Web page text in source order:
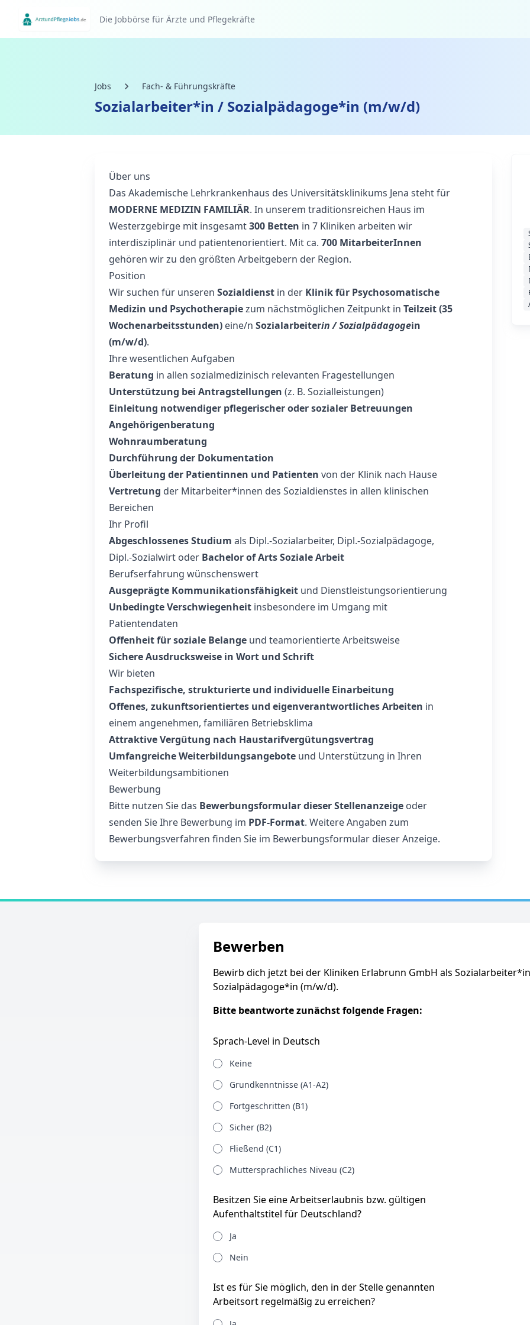
Die Jobbörse für Ärzte und Pflegekräfte
Jobs Fach- & Führungskräfte
Sozialarbeiter*in / Sozialpädagoge*in (m/w/d)
Über uns
Das Akademische Lehrkrankenhaus des Universitätsklinikums Jena steht für
MODERNE MEDIZIN FAMILIÄR. In unserem traditionsreichen Haus im
Westerzgebirge mit insgesamt300 Betten in 7 Kliniken arbeiten wir
interdisziplinär und patientenorientiert. Mit ca. 700 MitarbeiterInnen
gehören wir zu den größten Arbeitgebern der Region.
Position
Wir suchen für unseren Sozialdienst in der Klinik für Psychosomatische
Medizin und Psychotherapiezum nächstmöglichen Zeitpunkt in Teilzeit (35
Wochenarbeitsstunden) eine/n Sozialarbeiterin / Sozialpädagogein
(m/w/d).
Ihre wesentlichen Aufgaben
Beratung in allen sozialmedizinisch relevanten Fragestellungen
Unterstützung bei Antragstellungen (z. B. Sozialleistungen)
Einleitung notwendiger pflegerischer oder sozialer Betreuungen
Angehörigenberatung
Wohnraumberatung
Durchführung der Dokumentation
Überleitung der Patientinnen und Patienten von der Klinik nach Hause
Vertretung der Mitarbeiter*innen des Sozialdienstes in allen klinischen
Bereichen
Ihr Profil
Abgeschlossenes Studium als Dipl.-Sozialarbeiter, Dipl.-Sozialpädagoge,
Dipl.-Sozialwirt oder Bachelor of Arts Soziale Arbeit
Berufserfahrung wünschenswert
Ausgeprägte Kommunikationsfähigkeit und Dienstleistungsorientierung
Unbedingte Verschwiegenheit insbesondere im Umgang mit
Patientendaten
Offenheit für soziale Belange und teamorientierte Arbeitsweise
Sichere Ausdrucksweise in Wort und Schrift
Wir bieten
Fachspezifische, strukturierte und individuelle Einarbeitung
Offenes, zukunftsorientiertes und eigenverantwortliches Arbeiten in
einem angenehmen, familiären Betriebsklima
Attraktive Vergütung nach Haustarifvergütungsvertrag
Umfangreiche Weiterbildungsangebote und Unterstützung in Ihren
Weiterbildungsambitionen
Bewerbung
Bitte nutzen Sie das Bewerbungsformular dieser Stellenanzeige oder
senden Sie Ihre Bewerbung im PDF‑Format. Weitere Angaben zum
Bewerbungsverfahren finden Sie im Bewerbungsformular dieser Anzeige.
Bewerben
Bewirb dich jetzt bei der Kliniken Erlabrunn GmbH als
Sozialpädagoge*in (m/w/d).
Bitte beantworte zunächst folgende Fragen:
Sprach-Level in Deutsch
Keine
Grundkenntnisse (A1-A2)
Fortgeschritten (B1)
Sicher (B2)
Fließend (C1)
Muttersprachliches Niveau (C2)
Besitzen Sie eine Arbeitserlaubnis bzw. gültigen
Aufenthaltstitel für Deutschland?
Ja
Nein
Ist es für Sie möglich, den in der Stelle genannten
Arbeitsort regelmäßig zu erreichen?